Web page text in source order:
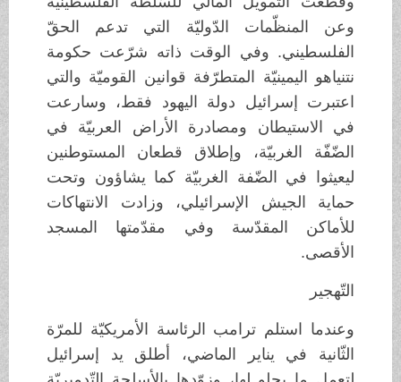
وعن المنظّمات الدّوليّة التي تدعم الحقّ
الفلسطيني. وفي الوقت ذاته شرّعت حكومة
نتنياهو اليمينيّة المتطرّفة قوانين القوميّة والتي
اعتبرت إسرائيل دولة اليهود فقط، وسارعت
في الاستيطان ومصادرة الأراض العربيّة في
الضّفّة الغربيّة، وإطلاق قطعان المستوطنين
ليعيثوا في الضّفة الغربيّة كما يشاؤون وتحت
حماية الجيش الإسرائيلي، وزادت الانتهاكات
للأماكن المقدّسة وفي مقدّمتها المسجد
الأقصى.
التّهجير
وعندما استلم ترامب الرئاسة الأمريكيّة للمرّة
الثّانية في يناير الماضي، أطلق يد إسرائيل